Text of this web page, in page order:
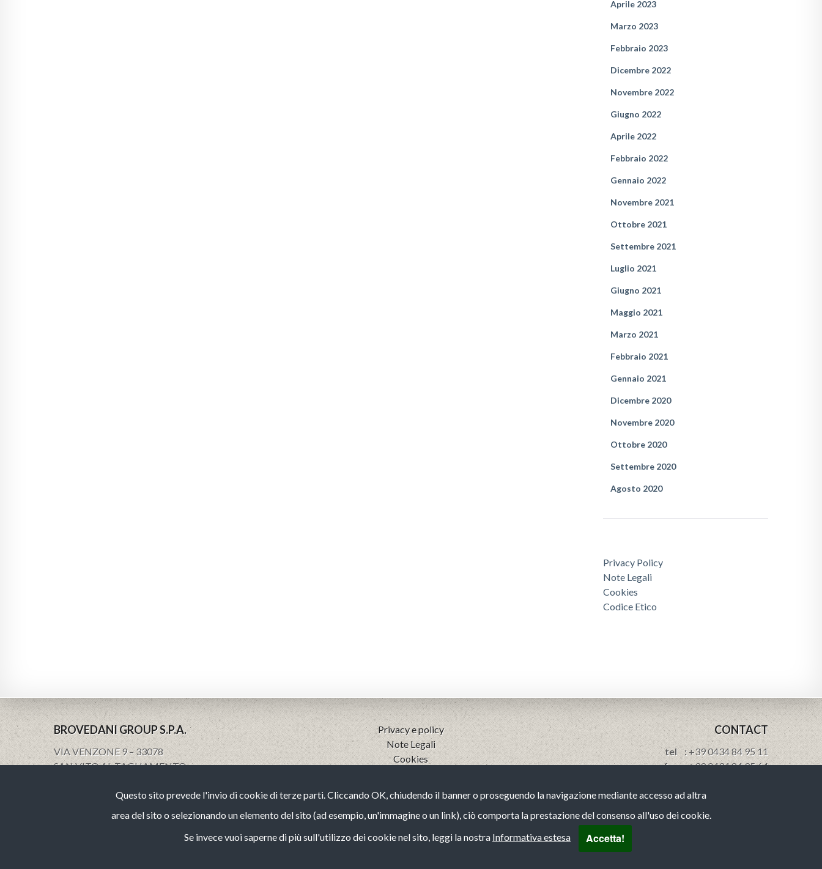
Aprile 2023
Marzo 2023
Febbraio 2023
Dicembre 2022
Novembre 2022
Giugno 2022
Aprile 2022
Febbraio 2022
Gennaio 2022
Novembre 2021
Ottobre 2021
Settembre 2021
Luglio 2021
Giugno 2021
Maggio 2021
Marzo 2021
Febbraio 2021
Gennaio 2021
Dicembre 2020
Novembre 2020
Ottobre 2020
Settembre 2020
Agosto 2020
Privacy Policy
Note Legali
Cookies
Codice Etico
BROVEDANI GROUP S.P.A.
VIA VENZONE 9 – 33078
SAN VITO AL TAGLIAMENTO
P.IVA IT01533350938
www.brovedanigroup.com
Privacy e policy
Note Legali
Cookies
Bilancio di Sostenibilità
CONTACT
tel :+39 0434 84 95 11
fax :+39 0434 84 95 64
Questo sito prevede l'invio di cookie di terze parti. Cliccando OK, chiudendo il banner o proseguendo la navigazione mediante accesso ad altra
area del sito o selezionando un elemento del sito (ad esempio, un'immagine o un link), ciò comporta la prestazione del consenso all'uso dei cookie.
Se invece vuoi saperne di più sull'utilizzo dei cookie nel sito, leggi la nostra Informativa estesa Accetta!